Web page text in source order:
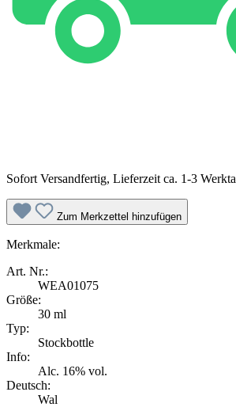
Sofort Versandfertig, Lieferzeit ca. 1-3
Zum Merkzettel hinzufügen
Merkmale:
Art. Nr.:
WEA01075
Größe:
30 ml
Typ:
Stockbottle
Info:
Alc. 16% vol.
Deutsch:
Wal